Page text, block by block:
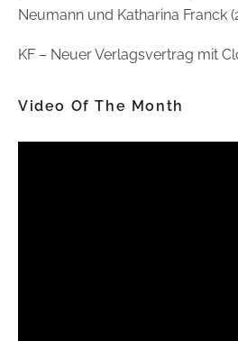
Neumann und Katharina Franck
KF – Neuer Verlagsvertrag mit
Video Of The Month